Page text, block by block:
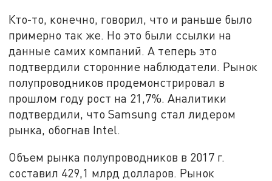
Кто-то, конечно, говорил, что и раньше было
примерно так же. Но это были ссылки на
данные самих компаний. А теперь это
подтвердили сторонние наблюдатели. Рынок
полупроводников продемонстрировал в
прошлом году рост на 21,7%. Аналитики
подтвердили, что Samsung стал лидером
рынка, обогнав Intel.
Объем рынка полупроводников в 2017 г.
составил 429,1 млрд долларов. Рынок